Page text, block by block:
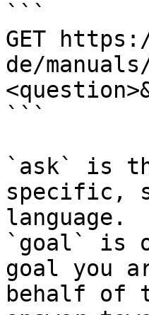
```
GET
de/
```
`ask` is
specific,
language.
`goal` is
goal you
behalf of